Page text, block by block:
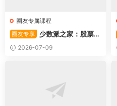
圈友专属课程
圈友专享
少数派之家：股票操
作系统—从入门到精通
2026-07-09